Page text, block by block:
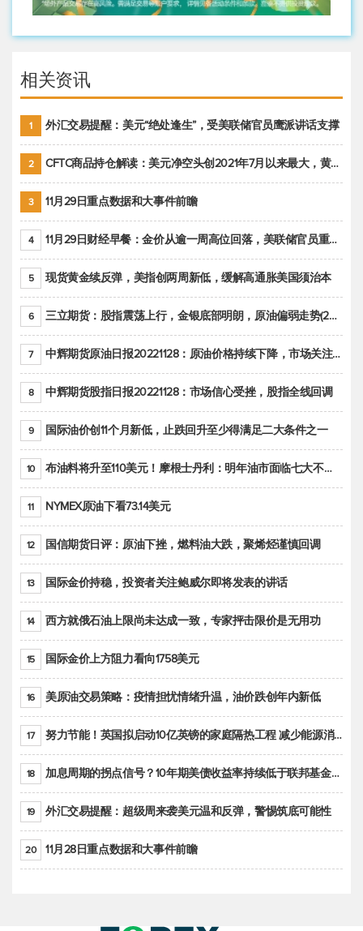
相关资讯
1 外汇交易提醒：美元“绝处逢生”，受美联储官员鹰派讲话支撑
2 CFTC商品持仓解读：美元净空头创2021年7月以来最大，黄金期货投机性净多头头寸减少
3 11月29日重点数据和大事件前瞻
4 11月29日财经早餐：金价从逾一周高位回落，美联储官员重申鹰派立场推动美元回升
5 现货黄金续反弹，美指创两周新低，缓解高通胀美国须治本
6 三立期货：股指震荡上行，金银底部明朗，原油偏弱走势(20221128收评)
7 中辉期货原油日报20221128：原油价格持续下降，市场关注OPEC+新一轮产能政策
8 中辉期货股指日报20221128：市场信心受挫，股指全线回调
9 国际油价创11个月新低，止跌回升至少得满足二大条件之一
10 布油料将升至110美元！摩根士丹利：明年油市面临七大不确定性
11 NYMEX原油下看73.14美元
12 国信期货日评：原油下挫，燃料油大跌，聚烯烃谨慎回调
13 国际金价持稳，投资者关注鲍威尔即将发表的讲话
14 西方就俄石油上限尚未达成一致，专家抨击限价是无用功
15 国际金价上方阻力看向1758美元
16 美原油交易策略：疫情担忧情绪升温，油价跌创年内新低
17 努力节能！英国拟启动10亿英镑的家庭隔热工程 减少能源消耗
18 加息周期的拐点信号？10年期美债收益率持续低于联邦基金利率目标区间
19 外汇交易提醒：超级周来袭美元温和反弹，警惕筑底可能性
20 11月28日重点数据和大事件前瞻